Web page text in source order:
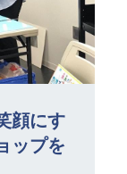
顔にす
ップを